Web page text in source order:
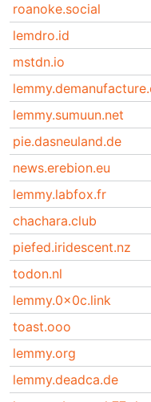
roanoke.social
lemdro.id
mstdn.io
lemmy.sumuun.net
pie.dasneuland.de
news.erebion.eu
lemmy.labfox.fr
chachara.club
piefed.iridescent.nz
todon.nl
lemmy.0x0c.link
toast.ooo
lemmy.org
lemmy.deadca.de